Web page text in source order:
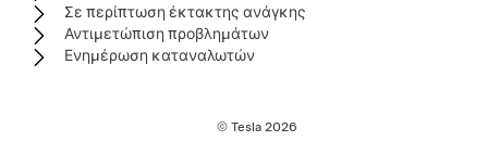
Σε περίπτωση έκτακτης ανάγκης
Αντιμετώπιση προβλημάτων
Ενημέρωση καταναλωτών
© Tesla 2026